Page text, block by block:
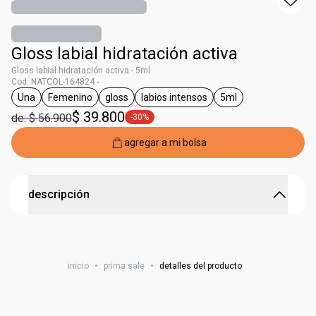
Gloss labial hidratación activa
Gloss labial hidratación activa - 5ml
Cod. NATCOL-164824 -
general.tag Una
Una
general.tag Femenino
Femenino
general.tag gloss
gloss
general.tag labios intensos
labios intensos
general.tag 5ml
5ml
de: $ 56.900$ 39.800 general.tag -30%
-30%
agregar a mi bolsa
descripción
inicio • prima sale • detalles del producto